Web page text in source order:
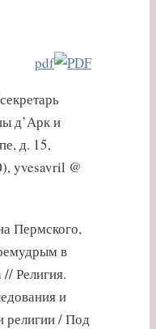
pdf
д’Арк и
д. 15,
yvesavril @
Пермского,
в
Религия.
и
религии / Под